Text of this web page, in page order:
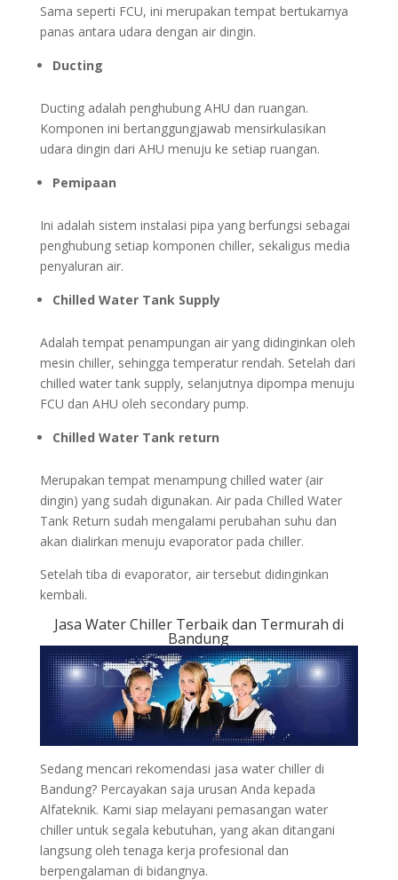
Sama seperti FCU, ini merupakan tempat bertukarnya
panas antara udara dengan air dingin.
Ducting
Ducting adalah penghubung AHU dan ruangan.
Komponen ini bertanggungjawab mensirkulasikan
udara dingin dari AHU menuju ke setiap ruangan.
Pemipaan
Ini adalah sistem instalasi pipa yang berfungsi sebagai
penghubung setiap komponen chiller, sekaligus media
penyaluran air.
Chilled Water Tank Supply
Adalah tempat penampungan air yang didinginkan oleh
mesin chiller, sehingga temperatur rendah. Setelah dari
chilled water tank supply, selanjutnya dipompa menuju
FCU dan AHU oleh secondary pump.
Chilled Water Tank return
Merupakan tempat menampung chilled water (air
dingin) yang sudah digunakan. Air pada Chilled Water
Tank Return sudah mengalami perubahan suhu dan
akan dialirkan menuju evaporator pada chiller.
Setelah tiba di evaporator, air tersebut didinginkan
kembali.
Jasa Water Chiller Terbaik dan Termurah di
Bandung
Sedang mencari rekomendasi jasa water chiller di
Bandung? Percayakan saja urusan Anda kepada
Alfateknik. Kami siap melayani pemasangan water
chiller untuk segala kebutuhan, yang akan ditangani
langsung oleh tenaga kerja profesional dan
berpengalaman di bidangnya.